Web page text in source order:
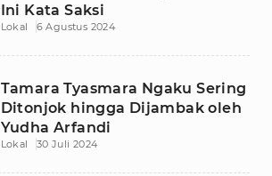
Ini Kata Saksi
Lokal 6 Agustus 2024
Tamara Tyasmara Ngaku Sering
Ditonjok hingga Dijambak oleh
Yudha Arfandi
Lokal 30 Juli 2024